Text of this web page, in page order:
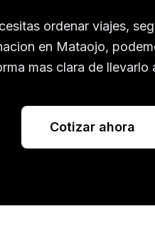
ordenar viajes,
en Mataojo,
mas clara de llevarlo
Cotizar ahora